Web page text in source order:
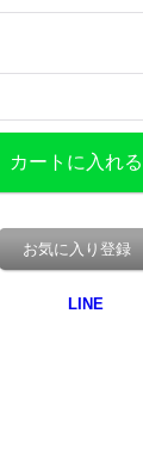
お気に入り登録